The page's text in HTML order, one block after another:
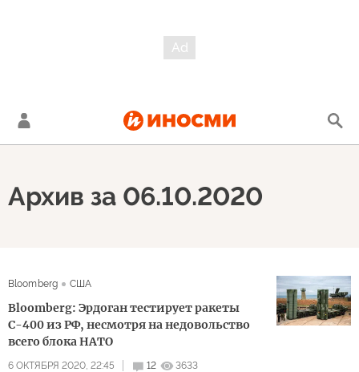
Архив за 06.10.2020
Bloomberg США
Bloomberg: Эрдоган тестирует ракеты
С-400 из РФ, несмотря на недовольство
всего блока НАТО
6 ОКТЯБРЯ 2020, 22:45 12 3633